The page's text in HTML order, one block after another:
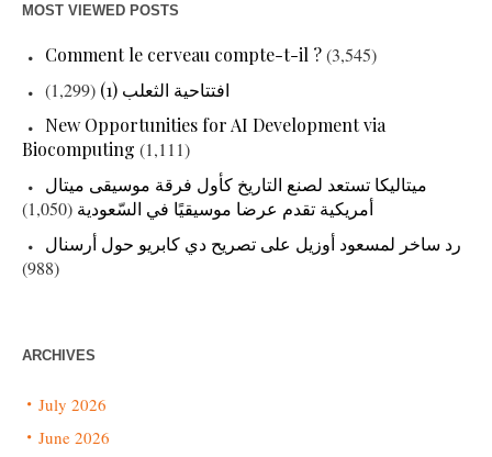
MOST VIEWED POSTS
Comment le cerveau compte-t-il ?(3,545)
افتتاحية الثعلب (1)
(1,299)
New Opportunities for AI Development via
Biocomputing (1,111)
ميتاليكا تستعد لصنع التاريخ كأول فرقة موسيقى ميتال
أمريكية تقدم عرضا موسيقيًا في السّعودية (1,050)
رد ساخر لمسعود أوزيل على تصريح دي كابريو حول أرسنال
(988)
ARCHIVES
July 2026
June 2026